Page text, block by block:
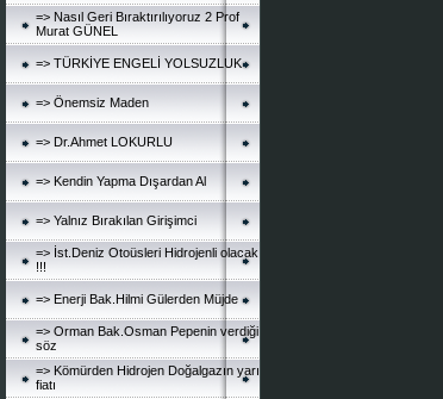
=> Nasıl Geri Bıraktırılıyoruz 2 Prof
Murat GÜNEL
=> TÜRKİYE ENGELİ YOLSUZLUK
=> Önemsiz Maden
=> Dr.Ahmet LOKURLU
=> Kendin Yapma Dışardan Al
=> Yalnız Bırakılan Girişimci
=> İst.Deniz Otoüsleri Hidrojenli olacak
!!!
=> Enerji Bak.Hilmi Gülerden Müjde
=> Orman Bak.Osman Pepenin verdiği
söz
=> Kömürden Hidrojen Doğalgazın yarı
fiatı